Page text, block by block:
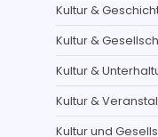
Kultur &
Kultur &
Kultur &
Kultur &
Kultur und